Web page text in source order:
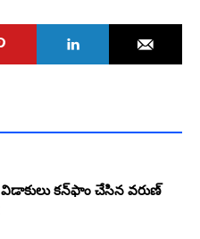
క‌న్‌ఫాం చేసిన వరుణ్